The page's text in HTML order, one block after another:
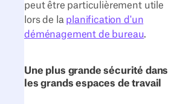
peut être particulièrement utile
lors de la planification d'un
déménagement de bureau.
Une plus grande sécurité dans
les grands espaces de travail